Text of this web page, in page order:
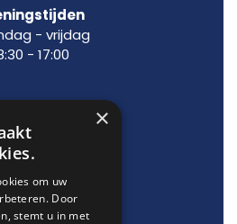
- vrijdag
- 17:00
8209770
×
om uw
Door
stemt u in met